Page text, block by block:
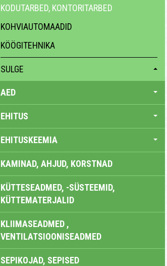
KODUTARBED, KONTORITARBED
KOHVIAUTOMAADID
KÖÖGITEHNIKA
SULGE
AED
EHITUS
EHITUSKEEMIA
KAMINAD, AHJUD, KORSTNAD
KÜTTESEADMED, -SÜSTEEMID,
KÜTTEMATERJALID
KLIIMASEADMED ,
VENTILATSIOONISEADMED
SEPIKOJAD, SEPISED